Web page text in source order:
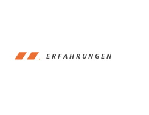
ERFAHRUNGEN